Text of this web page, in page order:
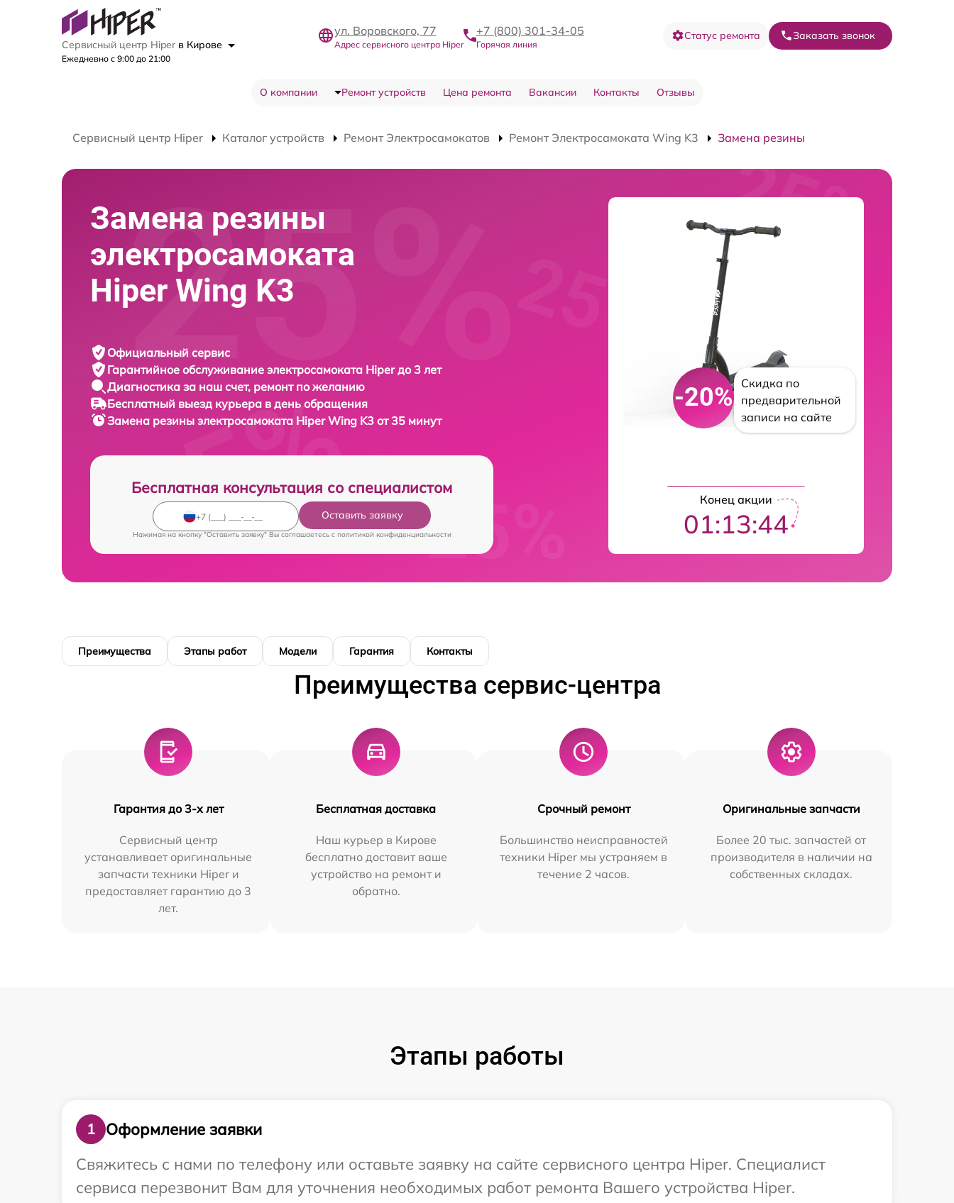
Сервисный центр Hiper в Кирове
Ежедневно с 9:00 до 21:00
ул. Воровского, 77
Адрес сервисного центра Hiper
+7 (800) 301-34-05
Горячая линия
Статус ремонта Заказать звонок
О компании Ремонт устройств Цена ремонта Вакансии Контакты Отзывы
Сервисный центр Hiper Каталог устройств Ремонт Электросамокатов Ремонт Электросамоката Wing K3 Замена резины
Замена резины
электросамоката
Hiper Wing K3
Официальный сервис
Гарантийное обслуживание электросамоката Hiper до 3 лет
Диагностика за наш счет, ремонт по желанию
Бесплатный выезд курьера в день обращения
Замена резины электросамоката Hiper Wing K3 от 35 минут
Бесплатная консультация со специалистом
Оставить заявку
Нажимая на кнопку "Оставить заявку" Вы соглашаетесь c политикой конфиденциальности
-20%
Скидка по
предварительной
записи на сайте
Конец акции
01:13:43
Преимущества Этапы работ Модели Гарантия Контакты
Преимущества сервис-центра
Гарантия до 3-х лет
Сервисный центр
устанавливает оригинальные
запчасти техники Hiper и
предоставляет гарантию до 3
лет.
Бесплатная доставка
Наш курьер в Кирове
бесплатно доставит ваше
устройство на ремонт и
обратно.
Срочный ремонт
Большинство неисправностей
техники Hiper мы устраняем в
течение 2 часов.
Оригинальные запчасти
Более 20 тыс. запчастей от
производителя в наличии на
собственных складах.
Этапы работы
1
Оформление заявки
Свяжитесь с нами по телефону или оставьте заявку на сайте сервисного центра Hiper. Специалист
сервиса перезвонит Вам для уточнения необходимых работ ремонта Вашего устройства Hiper.